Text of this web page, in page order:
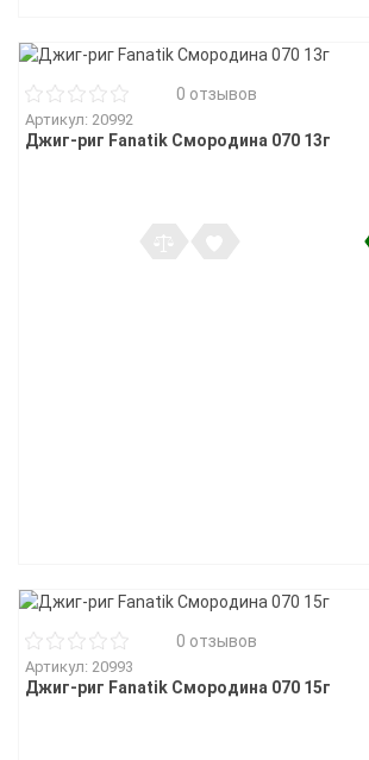
0 отзывов
Артикул: 20992
Джиг-риг Fanatik Смородина 070 13г
0 отзывов
Артикул: 20993
Джиг-риг Fanatik Смородина 070 15г